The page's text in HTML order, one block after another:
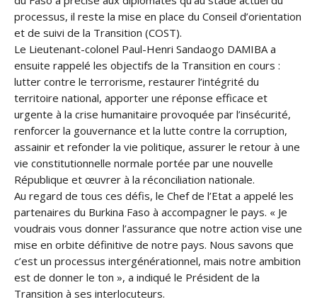
processus, il reste la mise en place du Conseil d’orientation
et de suivi de la Transition (COST).
Le Lieutenant-colonel Paul-Henri Sandaogo DAMIBA a
ensuite rappelé les objectifs de la Transition en cours :
lutter contre le terrorisme, restaurer l’intégrité du
territoire national, apporter une réponse efficace et
urgente à la crise humanitaire provoquée par l’insécurité,
renforcer la gouvernance et la lutte contre la corruption,
assainir et refonder la vie politique, assurer le retour à une
vie constitutionnelle normale portée par une nouvelle
République et œuvrer à la réconciliation nationale.
Au regard de tous ces défis, le Chef de l’Etat a appelé les
partenaires du Burkina Faso à accompagner le pays. « Je
voudrais vous donner l’assurance que notre action vise une
mise en orbite définitive de notre pays. Nous savons que
c’est un processus intergénérationnel, mais notre ambition
est de donner le ton », a indiqué le Président de la
Transition à ses interlocuteurs.